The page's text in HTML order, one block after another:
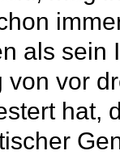
als sein
von vor
hat,